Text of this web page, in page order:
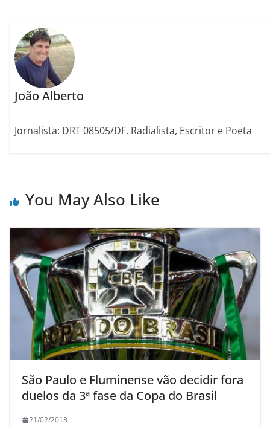
João Alberto
Jornalista: DRT 08505/DF. Radialista, Escritor e Poeta
You May Also Like
São Paulo e Fluminense vão decidir fora
duelos da 3ª fase da Copa do Brasil
21/02/2018